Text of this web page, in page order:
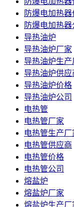
防爆电加热器
防爆电加热器
导热油炉
导热油炉厂家
导热油炉生产
导热油炉供应
导热油炉价格
导热油炉公司
电热管
电热管厂家
电热管生产厂
电热管供应商
电热管价格
电热管公司
熔盐炉
熔盐炉厂家
熔盐炉生产厂